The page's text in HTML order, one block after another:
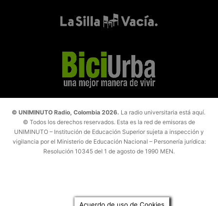
© UNIMINUTO Radio, Colombia 2026. La radio universitaria está aquí.
© Todos los derechos reservados. Esta es la red de emisoras de
UNIMINUTO – Institución de Educación Superior sujeta a inspección y
vigilancia por el Ministerio de Educación Nacional – Personería jurídica:
Resolución 10345 del 1 de agosto de 1990 MEN.